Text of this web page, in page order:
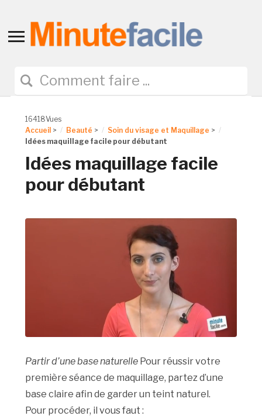
Toggle
navigation
16418Vues
Accueil > Beauté > Soin du visage et Maquillage >
Idées maquillage facile pour débutant
Idées maquillage facile
pour débutant
Partir d’une base naturelle Pour réussir votre
première séance de maquillage, partez d’une
base claire afin de garder un teint naturel.
Pour procéder, il vous faut :